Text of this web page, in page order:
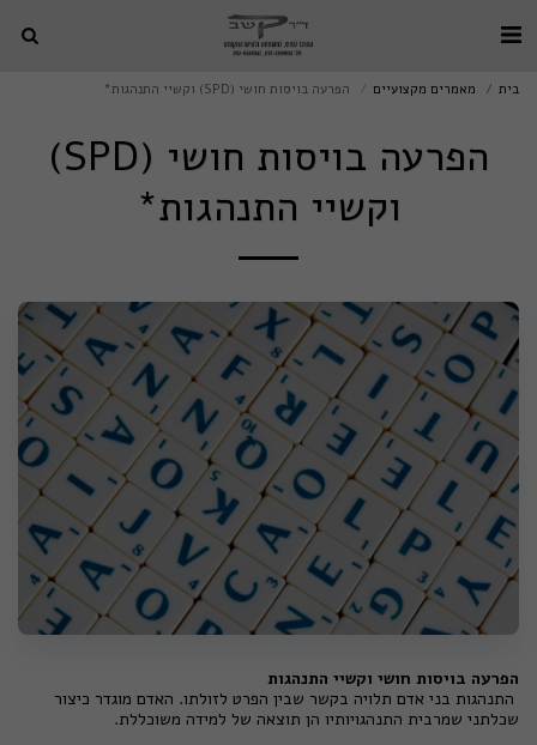
בית מאמרים מקצועיים הפרעה בויסות חושי (SPD) וקשיי התנהגות*
הפרעה בויסות חושי (SPD)
וקשיי התנהגות*
הפרעה בויסות חושי וקשיי התנהגות
התנהגות בני אדם תלויה בקשר שבין הפרט לזולתו. האדם מוגדר כיצור
שכלתני שמרבית התנהגויותיו הן תוצאה של למידה משוכללת.